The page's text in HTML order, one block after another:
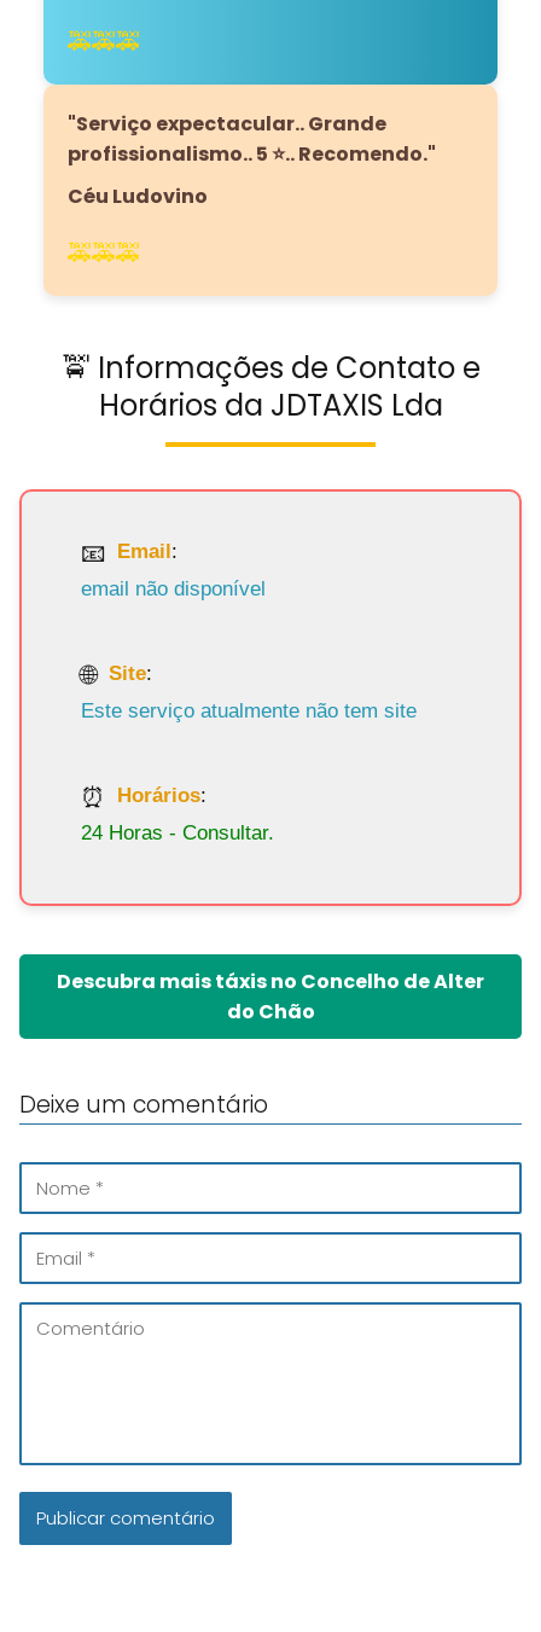
🚕🚕🚕
"Serviço expectacular.. Grande
profissionalismo.. 5 ⭐.. Recomendo."
Céu Ludovino
🚕🚕🚕
🚖 Informações de Contato e
Horários da JDTAXIS Lda
Email:
email não disponível
Site:
Este serviço atualmente não tem site
Horários:
24 Horas - Consultar.
Descubra mais táxis no Concelho de Alter
do Chão
Deixe um comentário